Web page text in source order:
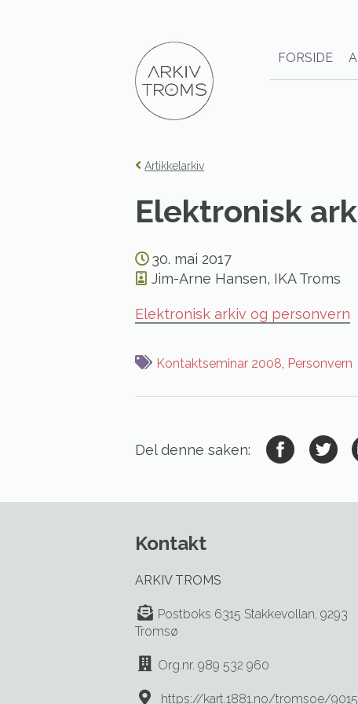
FORSIDE
Artikkelarkiv
Elektronisk
30. mai 2017
Jim-Arne Hansen, IKA Troms
Elektronisk arkiv og personvern
Kontaktseminar 2008, Personvern
Del denne saken:
Kontakt
ARKIV TROMS
Postboks 6315 Stakkevollan, 9293
Tromsø
Org.nr. 989 532 960
https://kart.1881.no/tromsoe/